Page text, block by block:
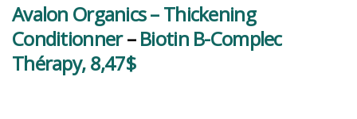
Avalon Organics – Thickening
Conditionner–Biotin B-Complec
Thérapy, 8,47$